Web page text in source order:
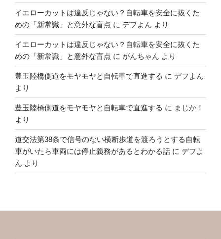
イエローカットは違反じゃない？自転車を安全に抜くた
めの「新常識」と意外な盲点 に デフよん より
イエローカットは違反じゃない？自転車を安全に抜くた
めの「新常識」と意外な盲点 に がんちゃん より
豊玉陸橋側道をモヤモヤと自転車で直進する に デフよん
より
豊玉陸橋側道をモヤモヤと自転車で直進する に まじか！
より
道交法第38条で信号のない横断歩道を渡ろうとする自転
車がいたら車両には停止義務があるとわかる話 に デフよ
ん より